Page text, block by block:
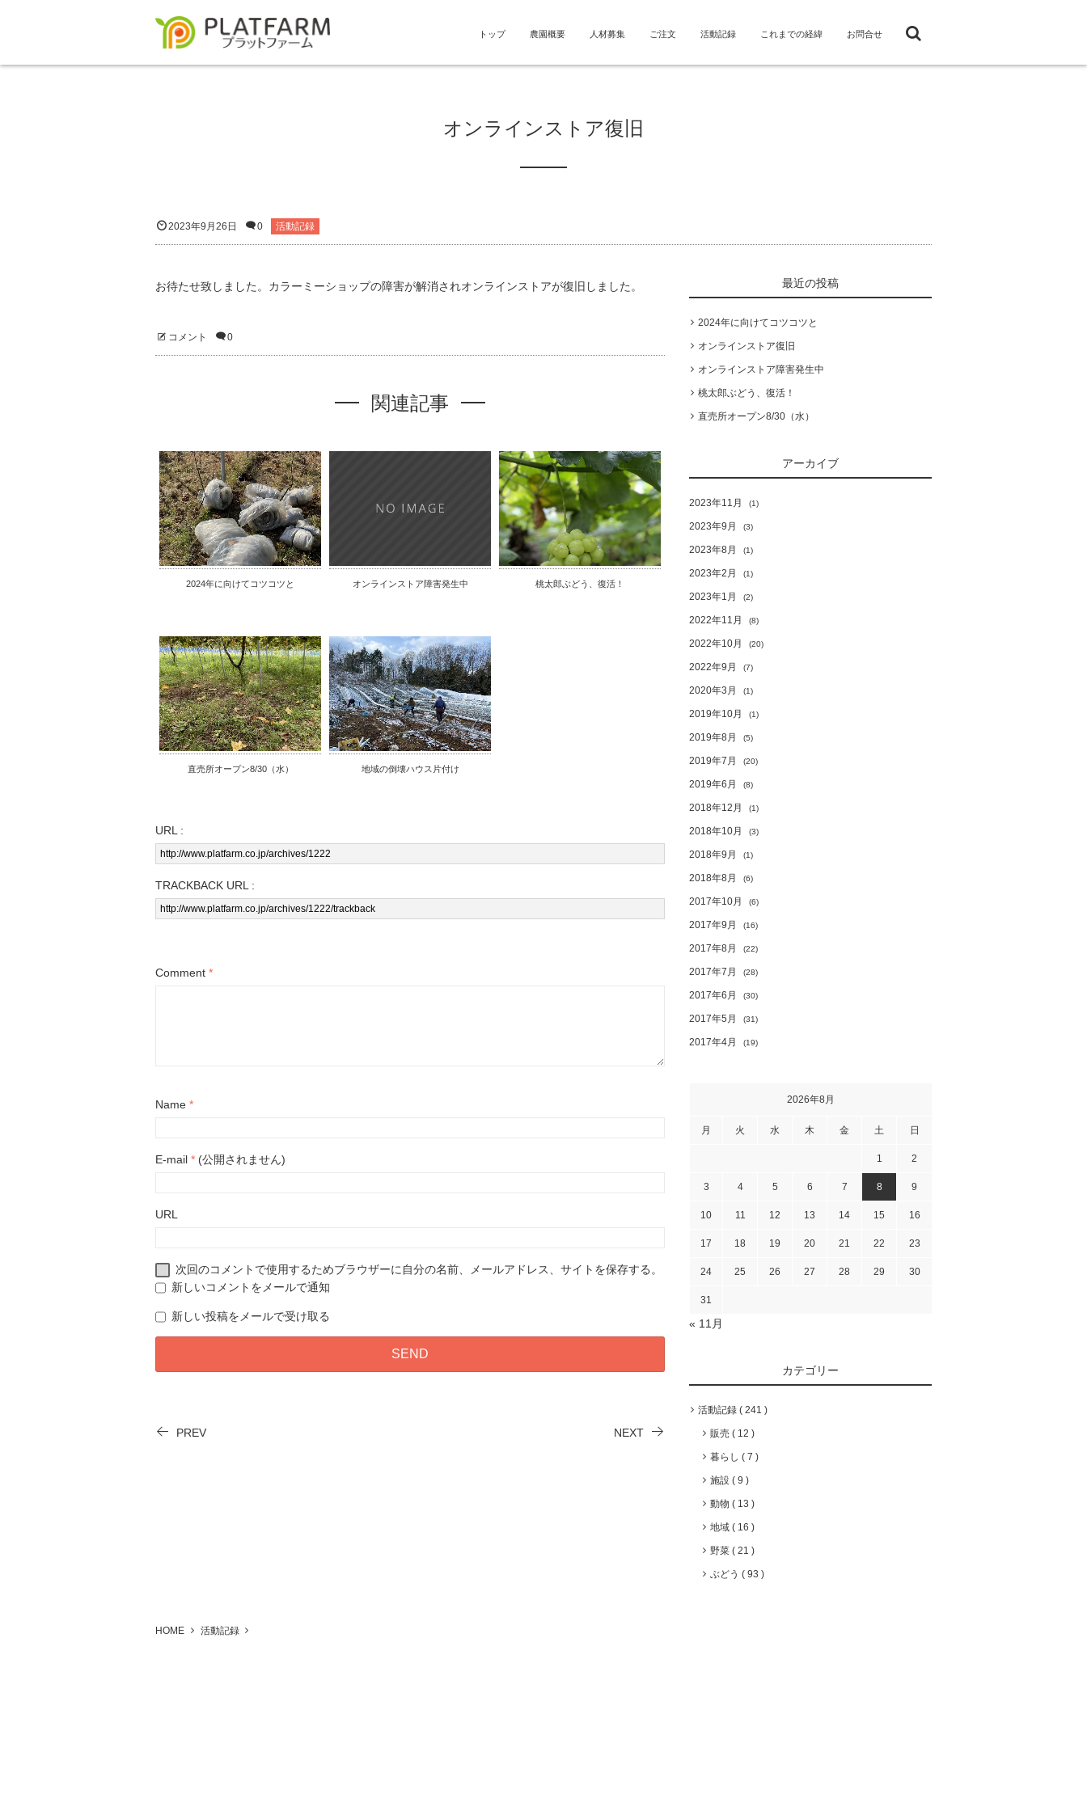
トップ 農園概要 人材募集 ご注文 活動記録 これまでの経緯 お問合せ
オンラインストア復旧
2023年9月26日 0 活動記録
お待たせ致しました。カラーミーショップの障害が解消されオンラインストアが復旧しました。
コメント 0
関連記事
2024年に向けてコツコツと オンラインストア障害発生中 桃太郎ぶどう、復活！
直売所オープン8/30（水） 地域の倒壊ハウス片付け
URL :
TRACKBACK URL :
Comment *
Name *
E-mail * (公開されません)
URL
次回のコメントで使用するためブラウザーに自分の名前、メールアドレス、サイトを保存する。
新しいコメントをメールで通知
新しい投稿をメールで受け取る
PREV NEXT
最近の投稿
2024年に向けてコツコツと
オンラインストア復旧
オンラインストア障害発生中
桃太郎ぶどう、復活！
直売所オープン8/30（水）
アーカイブ
2023年11月 (1)
2023年9月 (3)
2023年8月 (1)
2023年2月 (1)
2023年1月 (2)
2022年11月 (8)
2022年10月 (20)
2022年9月 (7)
2020年3月 (1)
2019年10月 (1)
2019年8月 (5)
2019年7月 (20)
2019年6月 (8)
2018年12月 (1)
2018年10月 (3)
2018年9月 (1)
2018年8月 (6)
2017年10月 (6)
2017年9月 (16)
2017年8月 (22)
2017年7月 (28)
2017年6月 (30)
2017年5月 (31)
2017年4月 (19)
2026年8月
月 火 水 木 金 土 日
1 2
3 4 5 6 7 8 9
10 11 12 13 14 15 16
17 18 19 20 21 22 23
24 25 26 27 28 29 30
31
« 11月
カテゴリー
活動記録 241
販売 12
暮らし 7
施設 9
動物 13
地域 16
野菜 21
ぶどう 93
HOME 活動記録